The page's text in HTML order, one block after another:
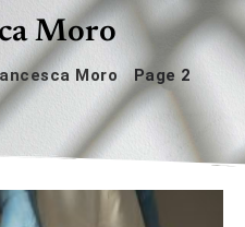
Moro
Moro Page 2